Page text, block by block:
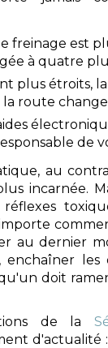
freinage est
à quatre
plus étroits,
route
de
au
incarnée.
au dernier
enchaîner les
doit
de la